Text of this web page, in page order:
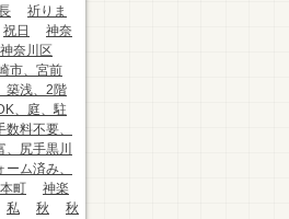
祈りま
祝日
神奈
神奈川区
市、宮前
築浅、2階
、庭、駐
料不要、
尻手黒川
ム済み、
町
神楽
私 秋
秋